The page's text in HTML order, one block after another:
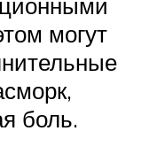
могут
боль.